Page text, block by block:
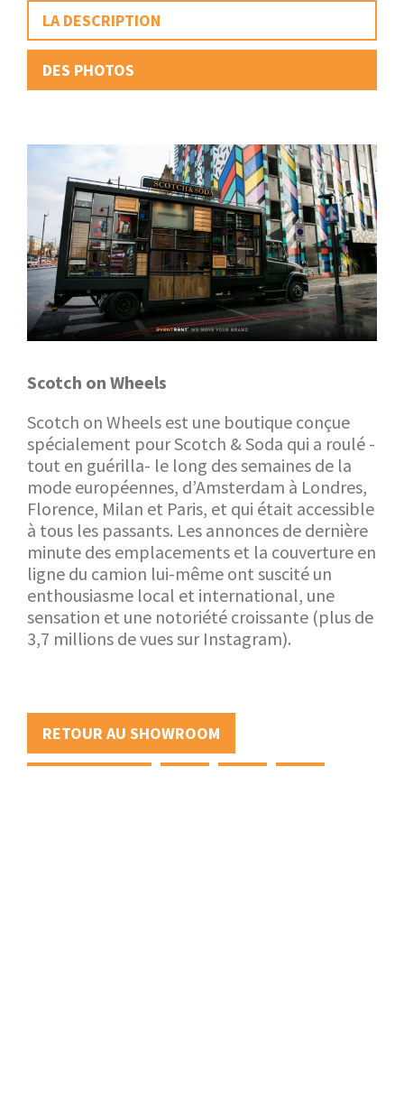
LA DESCRIPTION
DES PHOTOS
Scotch on Wheels
Scotch on Wheels est une boutique conçue
spécialement pour Scotch & Soda qui a roulé -
tout en guérilla- le long des semaines de la
mode européennes, d’Amsterdam à Londres,
Florence, Milan et Paris, et qui était accessible
à tous les passants. Les annonces de dernière
minute des emplacements et la couverture en
ligne du camion lui-même ont suscité un
enthousiasme local et international, une
sensation et une notoriété croissante (plus de
3,7 millions de vues sur Instagram).
RETOUR AU SHOWROOM